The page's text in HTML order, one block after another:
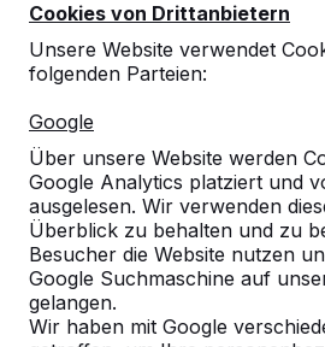
Cookies von Drittanbietern
Unsere Website verwendet
folgenden Parteien:
Google
Über unsere Website werden
Google Analytics platziert und
ausgelesen. Wir verwenden
Überblick zu behalten und zu
Besucher die Website nutzen
Google Suchmaschine auf
gelangen.
Wir haben mit Google
10
Wir haben schon einige
welche bei uns im Stadtgebiet
sehen einfach ansprechend
robust.
Bettina Blum